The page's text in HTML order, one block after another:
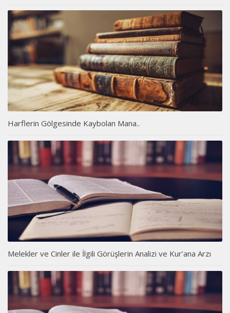
Harflerin Gölgesinde Kaybolan Mana..
Melekler ve Cinler ile İlgili Görüşlerin Analizi ve Kur’ana Arzı